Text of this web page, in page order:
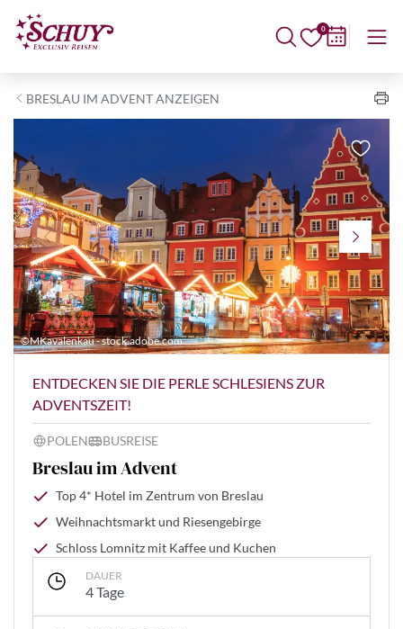
0
BRESLAU IM ADVENT ANZEIGEN
©MKavalenkau - stock.adobe.com
ENTDECKEN SIE DIE PERLE SCHLESIENS ZUR
ADVENTSZEIT!
POLEN BUSREISE
Breslau im Advent
Top 4* Hotel im Zentrum von Breslau
Weihnachtsmarkt und Riesengebirge
Schloss Lomnitz mit Kaffee und Kuchen
DAUER
4 Tage